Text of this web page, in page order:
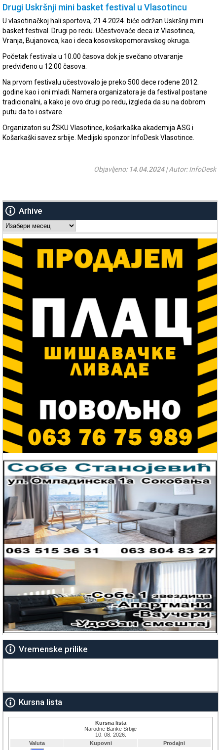
Drugi Uskršnji mini basket festival u Vlasotincu
U vlasotinačkoj hali sportova, 21.4.2024. biće održan Uskršnji mini
basket festival. Drugi po redu. Učestvovaće deca iz Vlasotinca,
Vranja, Bujanovca, kao i deca kosovskopomoravskog okruga.
Početak festivala u 10.00 časova dok je svečano otvaranje
predviđeno u 12.00 časova.
Na prvom festivalu učestvovalo je preko 500 dece rođene 2012.
godine kao i oni mlađi. Namera organizatora je da festival postane
tradicionalni, a kako je ovo drugi po redu, izgleda da su na dobrom
putu da to i ostvare.
Organizatori su ŽSKU Vlasotince, košarkaška akademija ASG i
Košarkaški savez srbije. Medijski sponzor InfoDesk Vlasotince.
Objavljeno: 14.04.2024| Autor: InfoDesk
Arhive
Arhive
Vremenske prilike
Kursna lista